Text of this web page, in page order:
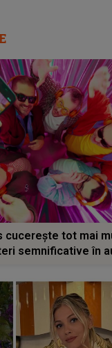
cucerește tot mai
semnificative în